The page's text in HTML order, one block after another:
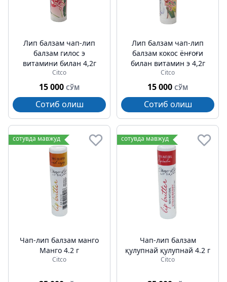
Лип балзам чап-лип
балзам гилос э
витамини билан 4,2г
Citco
15 000 СЎМ
Сотиб олиш
Лип балзам чап-лип
балзам кокос ёнғоғи
билан витамин э 4,2г
Citco
15 000 СЎМ
Сотиб олиш
сотувда мавжуд
Чап-лип балзам манго
Манго 4.2 г
Citco
сотувда мавжуд
Чап-лип балзам
қулупнай қулупнай 4.2 г
Citco